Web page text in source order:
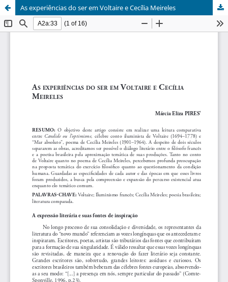
As experiências do ser em Voltaire e Cecília Meireles